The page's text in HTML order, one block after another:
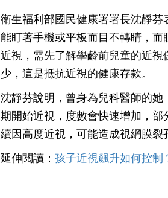
衛生福利部國民健康署署長沈靜
能盯著手機或平板而目不轉睛，
近視，需先了解學齡前兒童的近
少，這是抵抗近視的健康存款。
沈靜芬說明，曾身為兒科醫師的
期開始近視，度數會快速增加，
續因高度近視，可能造成視網膜裂
延伸閱讀： 孩子近視飆升如何控制